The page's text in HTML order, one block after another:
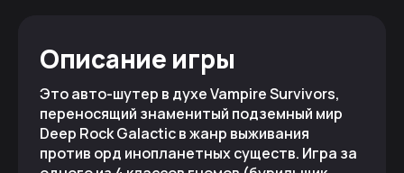
Описание игры
Это авто-шутер в духе Vampire Survivors,
переносящий знаменитый подземный мир
Deep Rock Galactic в жанр выживания
против орд инопланетных существ. Игра за